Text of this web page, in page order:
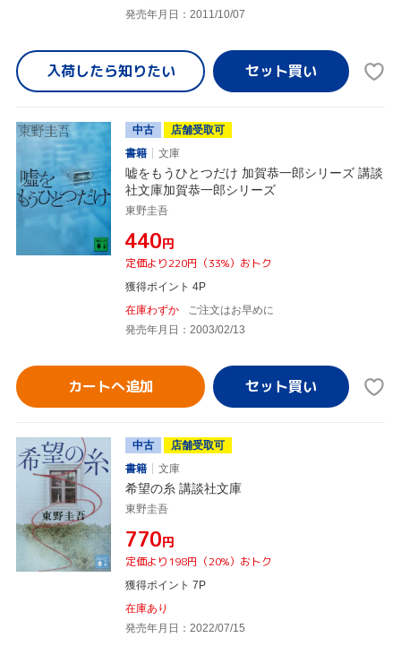
発売年月日：2011/10/07
入荷したら知りたい
中古
店舗受取可
書籍
文庫
嘘をもうひとつだけ 加賀恭一郎シリーズ 講談
社文庫加賀恭一郎シリーズ
東野圭吾
¥440円
定価より220円（33%）おトク
獲得ポイント 4P
在庫わずか
ご注文はお早めに
発売年月日：2003/02/13
カートへ追加
中古
店舗受取可
書籍
文庫
希望の糸 講談社文庫
東野圭吾
¥770円
定価より198円（20%）おトク
獲得ポイント 7P
在庫あり
発売年月日：2022/07/15